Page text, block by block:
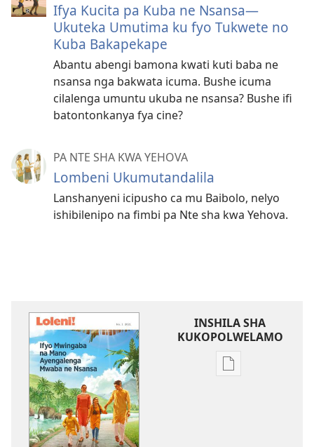
Ifya Kucita pa Kuba ne Nsansa—
Ukuteka Umutima ku fyo Tukwete no
Kuba Bakapekape
Abantu abengi bamona kwati kuti baba ne
nsansa nga bakwata icuma. Bushe icuma
cilalenga umuntu ukuba ne nsansa? Bushe ifi
batontonkanya fya cine?
PA NTE SHA KWA YEHOVA
Lombeni Ukumutandalila
Lanshanyeni icipusho ca mu Baibolo, nelyo
ishibilenipo na fimbi pa Nte sha kwa Yehova.
INSHILA SHA
KUKOPOLWELAMO
Inshila